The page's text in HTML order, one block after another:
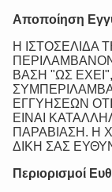
Αποποίηση
Η ΙΣΤΟΣΕΛΙΔΑ
ΒΑΣΗ "ΩΣ
ΕΓΓΥΗΣΕΩΝ
ΕΙΝΑΙ
ΠΑΡΑΒΙΑΣΗ. Η
ΔΙΚΗ ΣΑΣ
Περιορισμοί